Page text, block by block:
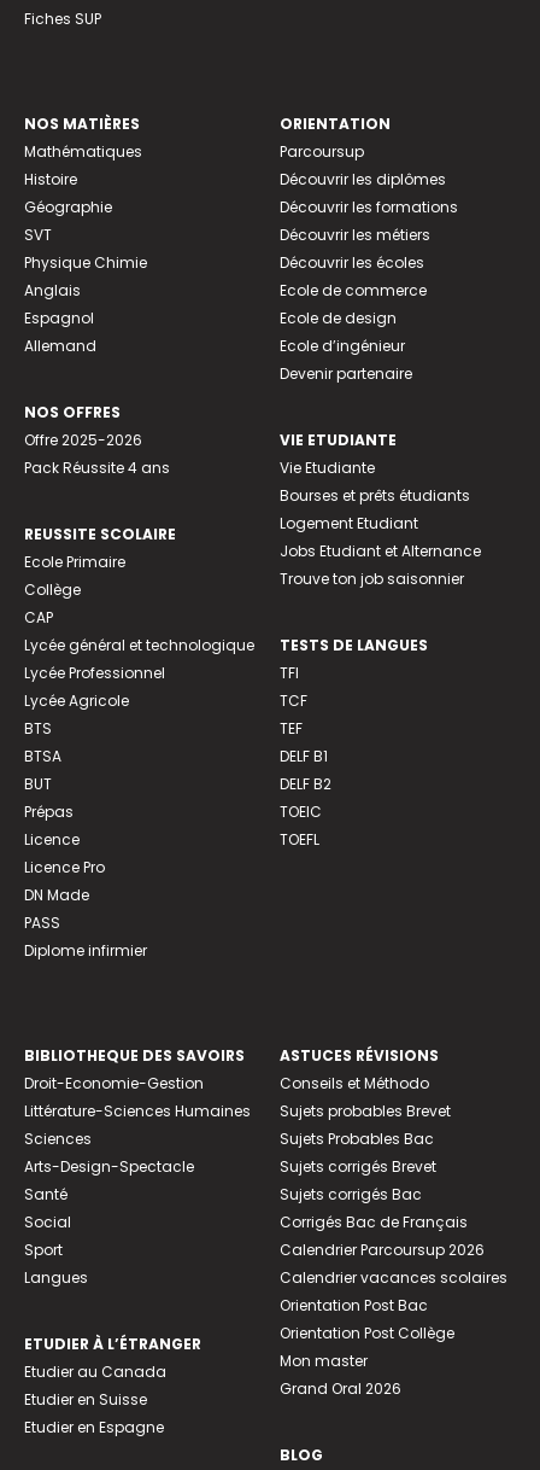
Fiches SUP
NOS MATIÈRES
Mathématiques
Histoire
Géographie
SVT
Physique Chimie
Anglais
Espagnol
Allemand
NOS OFFRES
Offre 2025-2026
Pack Réussite 4 ans
REUSSITE SCOLAIRE
Ecole Primaire
Collège
CAP
Lycée général et technologique
Lycée Professionnel
Lycée Agricole
BTS
BTSA
BUT
Prépas
Licence
Licence Pro
DN Made
PASS
Diplome infirmier
ORIENTATION
Parcoursup
Découvrir les diplômes
Découvrir les formations
Découvrir les métiers
Découvrir les écoles
Ecole de commerce
Ecole de design
Ecole d’ingénieur
Devenir partenaire
VIE ETUDIANTE
Vie Etudiante
Bourses et prêts étudiants
Logement Etudiant
Jobs Etudiant et Alternance
Trouve ton job saisonnier
TESTS DE LANGUES
TFI
TCF
TEF
DELF B1
DELF B2
TOEIC
TOEFL
BIBLIOTHEQUE DES SAVOIRS
Droit-Economie-Gestion
Littérature-Sciences Humaines
Sciences
Arts-Design-Spectacle
Santé
Social
Sport
Langues
ETUDIER À L’ÉTRANGER
Etudier au Canada
Etudier en Suisse
Etudier en Espagne
ASTUCES RÉVISIONS
Conseils et Méthodo
Sujets probables Brevet
Sujets Probables Bac
Sujets corrigés Brevet
Sujets corrigés Bac
Corrigés Bac de Français
Calendrier Parcoursup 2026
Calendrier vacances scolaires
Orientation Post Bac
Orientation Post Collège
Mon master
Grand Oral 2026
BLOG